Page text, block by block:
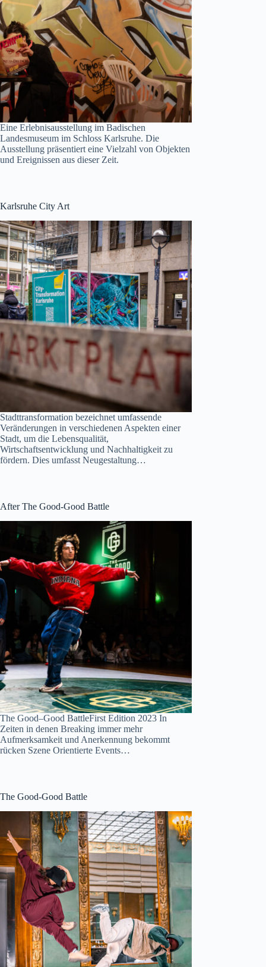
Eine Erlebnisausstellung im Badischen
Landesmuseum im Schloss Karlsruhe. Die
Ausstellung präsentiert eine Vielzahl von Objekten
und Ereignissen aus dieser Zeit.
Karlsruhe City Art
Stadttransformation bezeichnet umfassende
Veränderungen in verschiedenen Aspekten einer
Stadt, um die Lebensqualität,
Wirtschaftsentwicklung und Nachhaltigkeit zu
fördern. Dies umfasst Neugestaltung…
After The Good-Good Battle
The Good–Good BattleFirst Edition 2023 In
Zeiten in denen Breaking immer mehr
Aufmerksamkeit und Anerkennung bekommt
rücken Szene Orientierte Events…
The Good-Good Battle